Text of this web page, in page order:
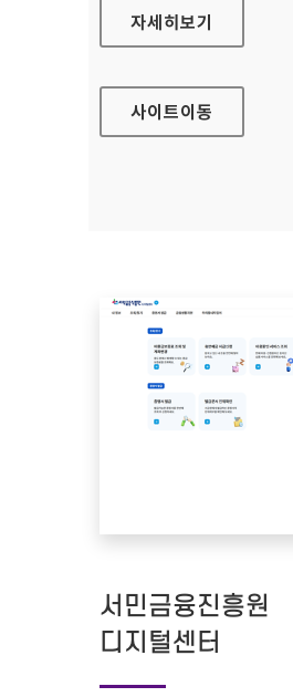
인천항보안공사 대표
자세히보기
사이트이동
서민금융진흥원
디지털센터